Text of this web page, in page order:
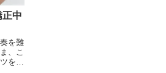
中
を難
、こ
をお